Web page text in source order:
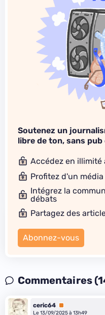
Soutenez un
libre de ton, sans
Accédez en illimité
Profitez d'un
Intégrez la
débats
Partagez des
Abonnez-vous
Commentaires
ceric64 Premium
Le 13/09/2025 à 13h49